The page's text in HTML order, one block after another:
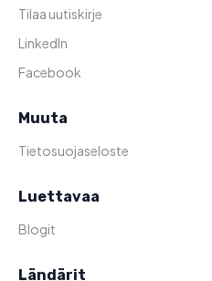
Tilaa uutiskirje
LinkedIn
Facebook
Muuta
Tietosuojaseloste
Luettavaa
Blogit
Ländärit